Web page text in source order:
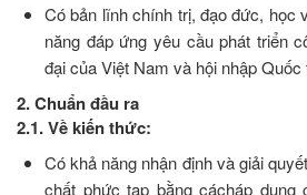
Có bản lĩnh chính trị, đạo đức, học
năng đáp ứng yêu cầu phát triển
đại của Việt Nam và hội nhập Quốc
2. Chuẩn đầu ra
2.1. Về kiến thức:
Có khả năng nhận định và giải
chất phức tạp bằng cácháp dụng